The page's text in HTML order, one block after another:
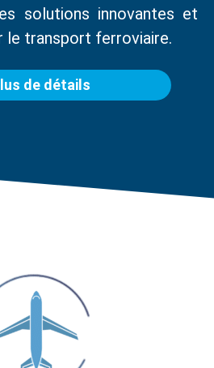
solutions innovantes et
le transport ferroviaire.
de détails